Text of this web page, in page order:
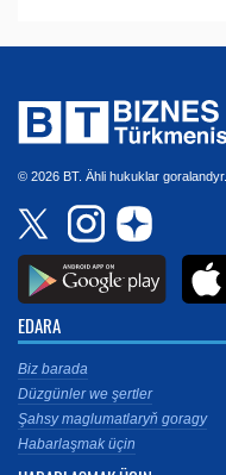
© 2026 BT. Ähli hukuklar goralandyr.
EDARA
Biz barada
Düzgünler we şertler
Şahsy maglumatlaryň goragy
Habarlaşmak üçin